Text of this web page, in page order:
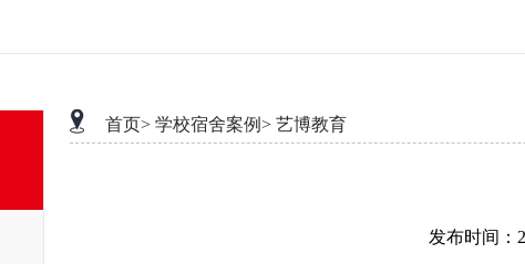
首页> 学校宿舍案例> 艺博教育
发布时间：